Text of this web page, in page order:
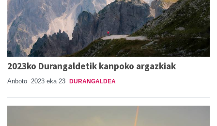
2023ko Durangaldetik kanpoko argazkiak
Anboto 2023 eka 23 DURANGALDEA